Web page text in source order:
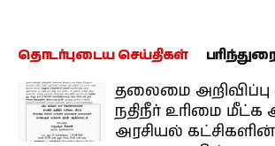
தொடர்புடைய செய்திகள்
தலைமை அறிவிப்பு
நதிநீர் உரிமை
அரசியல்